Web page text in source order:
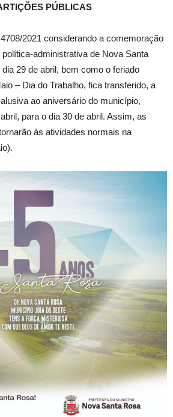
PÚBLICAS
2021 considerando a comemoração
administrativa de Nova Santa
29 de abril, bem como o feriado
– Dia do Trabalho, fica transferido, a
ao aniversário do município,
para o dia 30 de abril. Assim, as
às atividades normais na